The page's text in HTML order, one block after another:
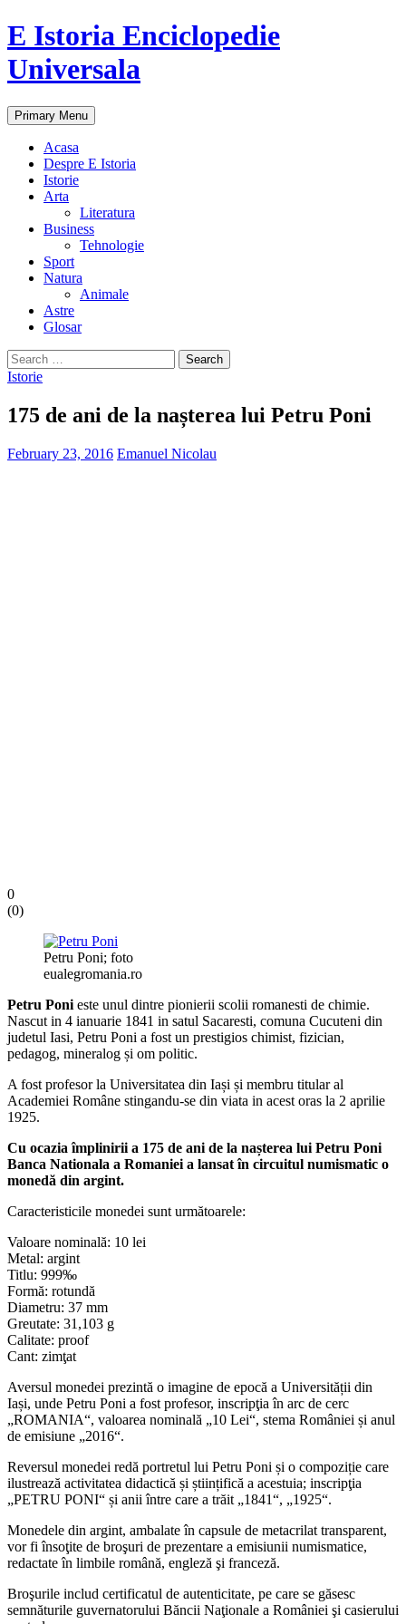
E Istoria Enciclopedie
Universala
Search
Primary Menu Skip
to
Acasa
Despre E Istoria
Istorie
Arta
Literatura
Business
Tehnologie
Sport
Natura
Animale
Astre
Glosar
Search
for:
Istorie
175 de ani de la nașterea lui Petru Poni
February 23, 2016 Emanuel Nicolau
0
(0)
Petru Poni; foto
eualegromania.ro
Petru Poni este unul dintre pionierii scolii romanesti de chimie.
Nascut in 4 ianuarie 1841 in satul Sacaresti, comuna Cucuteni din
judetul Iasi, Petru Poni a fost un prestigios chimist, fizician,
pedagog, mineralog și om politic.
A fost profesor la Universitatea din Iași și membru titular al
Academiei Române stingandu-se din viata in acest oras la 2 aprilie
1925.
Cu ocazia împlinirii a 175 de ani de la nașterea lui Petru Poni
Banca Nationala a Romaniei a lansat în circuitul numismatic o
monedă din argint.
Caracteristicile monedei sunt următoarele:
Valoare nominală: 10 lei
Metal: argint
Titlu: 999‰
Formă: rotundă
Diametru: 37 mm
Greutate: 31,103 g
Calitate: proof
Cant: zimţat
Aversul monedei prezintă o imagine de epocă a Universității din
Iași, unde Petru Poni a fost profesor, inscripţia în arc de cerc
„ROMANIA“, valoarea nominală „10 Lei“, stema României și anul
de emisiune „2016“.
Reversul monedei redă portretul lui Petru Poni și o compoziție care
ilustrează activitatea didactică și științifică a acestuia; inscripţia
„PETRU PONI“ și anii între care a trăit „1841“, „1925“.
Monedele din argint, ambalate în capsule de metacrilat transparent,
vor fi însoţite de broşuri de prezentare a emisiunii numismatice,
redactate în limbile română, engleză şi franceză.
Broşurile includ certificatul de autenticitate, pe care se găsesc
semnăturile guvernatorului Băncii Naţionale a României şi casierului